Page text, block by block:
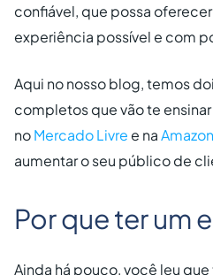
confiável, que possa
experiência possível e com
Aqui no nosso blog, temos
completos que vão te
noMercado Livre e naAmazon
aumentar o seu público de
Por que ter um
Ainda há pouco, você leu